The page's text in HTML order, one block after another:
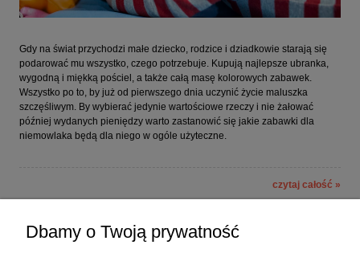
Gdy na świat przychodzi małe dziecko, rodzice i dziadkowie starają się
podarować mu wszystko, czego potrzebuje. Kupują najlepsze ubranka,
wygodną i miękką pościel, a także całą masę kolorowych zabawek.
Wszystko po to, by już od pierwszego dnia uczynić życie maluszka
szczęśliwym. By wybierać jedynie wartościowe rzeczy i nie żałować
później wydanych pieniędzy warto zastanowić się jakie zabawki dla
niemowlaka będą dla niego w ogóle użyteczne.
czytaj całość »
2
Dbamy o Twoją prywatność